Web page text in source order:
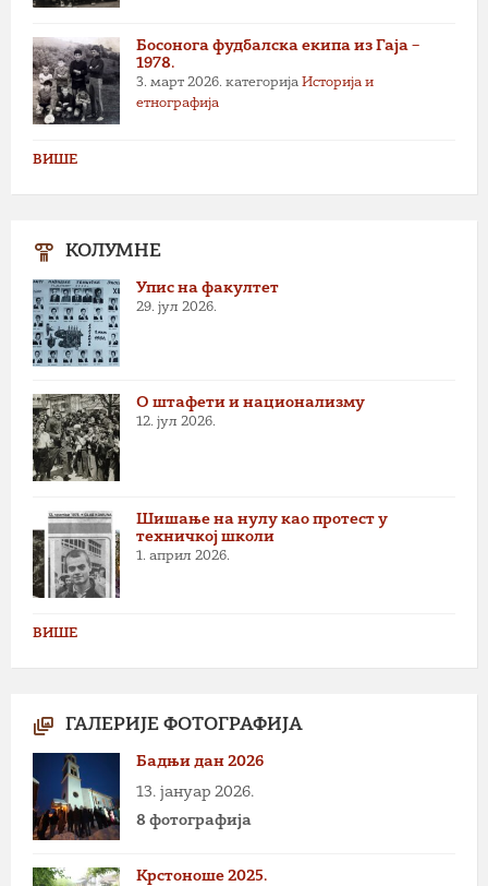
Босонога фудбалска екипа из Гаја –
1978.
3. март 2026. категорија Историја и
етнографија
ВИШЕ
КОЛУМНЕ
Упис на факултет
29. јул 2026.
О штафети и национализму
12. јул 2026.
Шишање на нулу као протест у
техничкој школи
1. април 2026.
ВИШЕ
ГАЛЕРИЈЕ ФОТОГРАФИЈА
Бадњи дан 2026
13. јануар 2026.
8 фотографија
Крстоноше 2025.